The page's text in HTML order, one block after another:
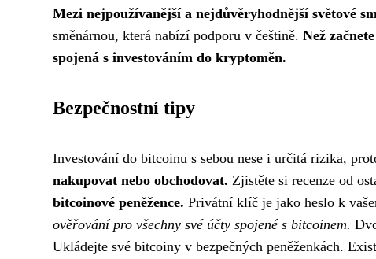
Mezi nejpoužívanější a nejdůvěryhodnější světové
směnárnou, která nabízí podporu v češtině. Než
spojená s investováním do kryptoměn.
Bezpečnostní tipy
Investování do bitcoinu s sebou nese i určitá rizika,
nakupovat nebo obchodovat. Zjistěte si recenze od
bitcoinové peněžence. Privátní klíč je jako heslo k
ověřování pro všechny své účty spojené s bitcoinem.
Ukládejte své bitcoiny v bezpečných peněženkách.